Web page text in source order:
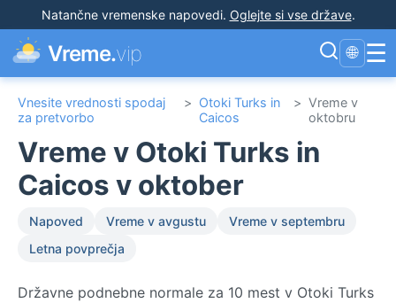
Natančne vremenske napovedi. Oglejte si vse države.
Vreme.vip 🌐 ☰
Vnesite vrednosti spodaj
za pretvorbo
> Otoki Turks in
Caicos
> Vreme v
oktobru
Vreme v Otoki Turks in
Caicos v oktober
Napoved Vreme v avgustu
Vreme v septembru
Letna povprečja
Državne podnebne normale za 10 mest v Otoki Turks